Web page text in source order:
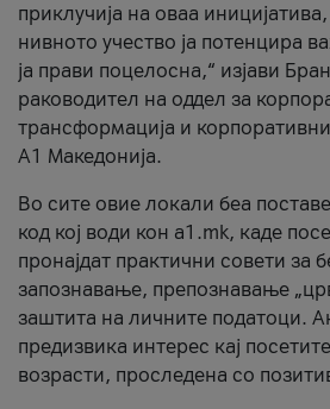
приклучија на оваа
нивното учество ја потенцира
ја прави поцелосна,“ изјави
раководител на оддел за
трансформација и
А1 Македонија.
Во сите овие локали беа
код кој води кон a1.mk, каде
пронајдат практични совети за
запознавање, препознавање
заштита на личните податоци.
предизвика интерес кај
возрасти, проследена со